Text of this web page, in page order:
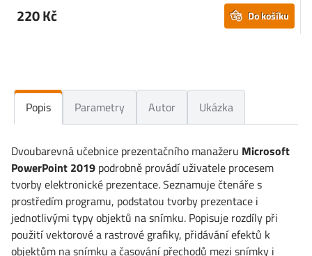
220 Kč Do košíku
Popis Parametry Autor Ukázka
Dvoubarevná učebnice prezentačního manažeru Microsoft
PowerPoint 2019 podrobně provádí uživatele procesem
tvorby elektronické prezentace. Seznamuje čtenáře s
prostředím programu, podstatou tvorby prezentace i
jednotlivými typy objektů na snímku. Popisuje rozdíly při
použití vektorové a rastrové grafiky, přidávání efektů k
objektům na snímku a časování přechodů mezi snímky i